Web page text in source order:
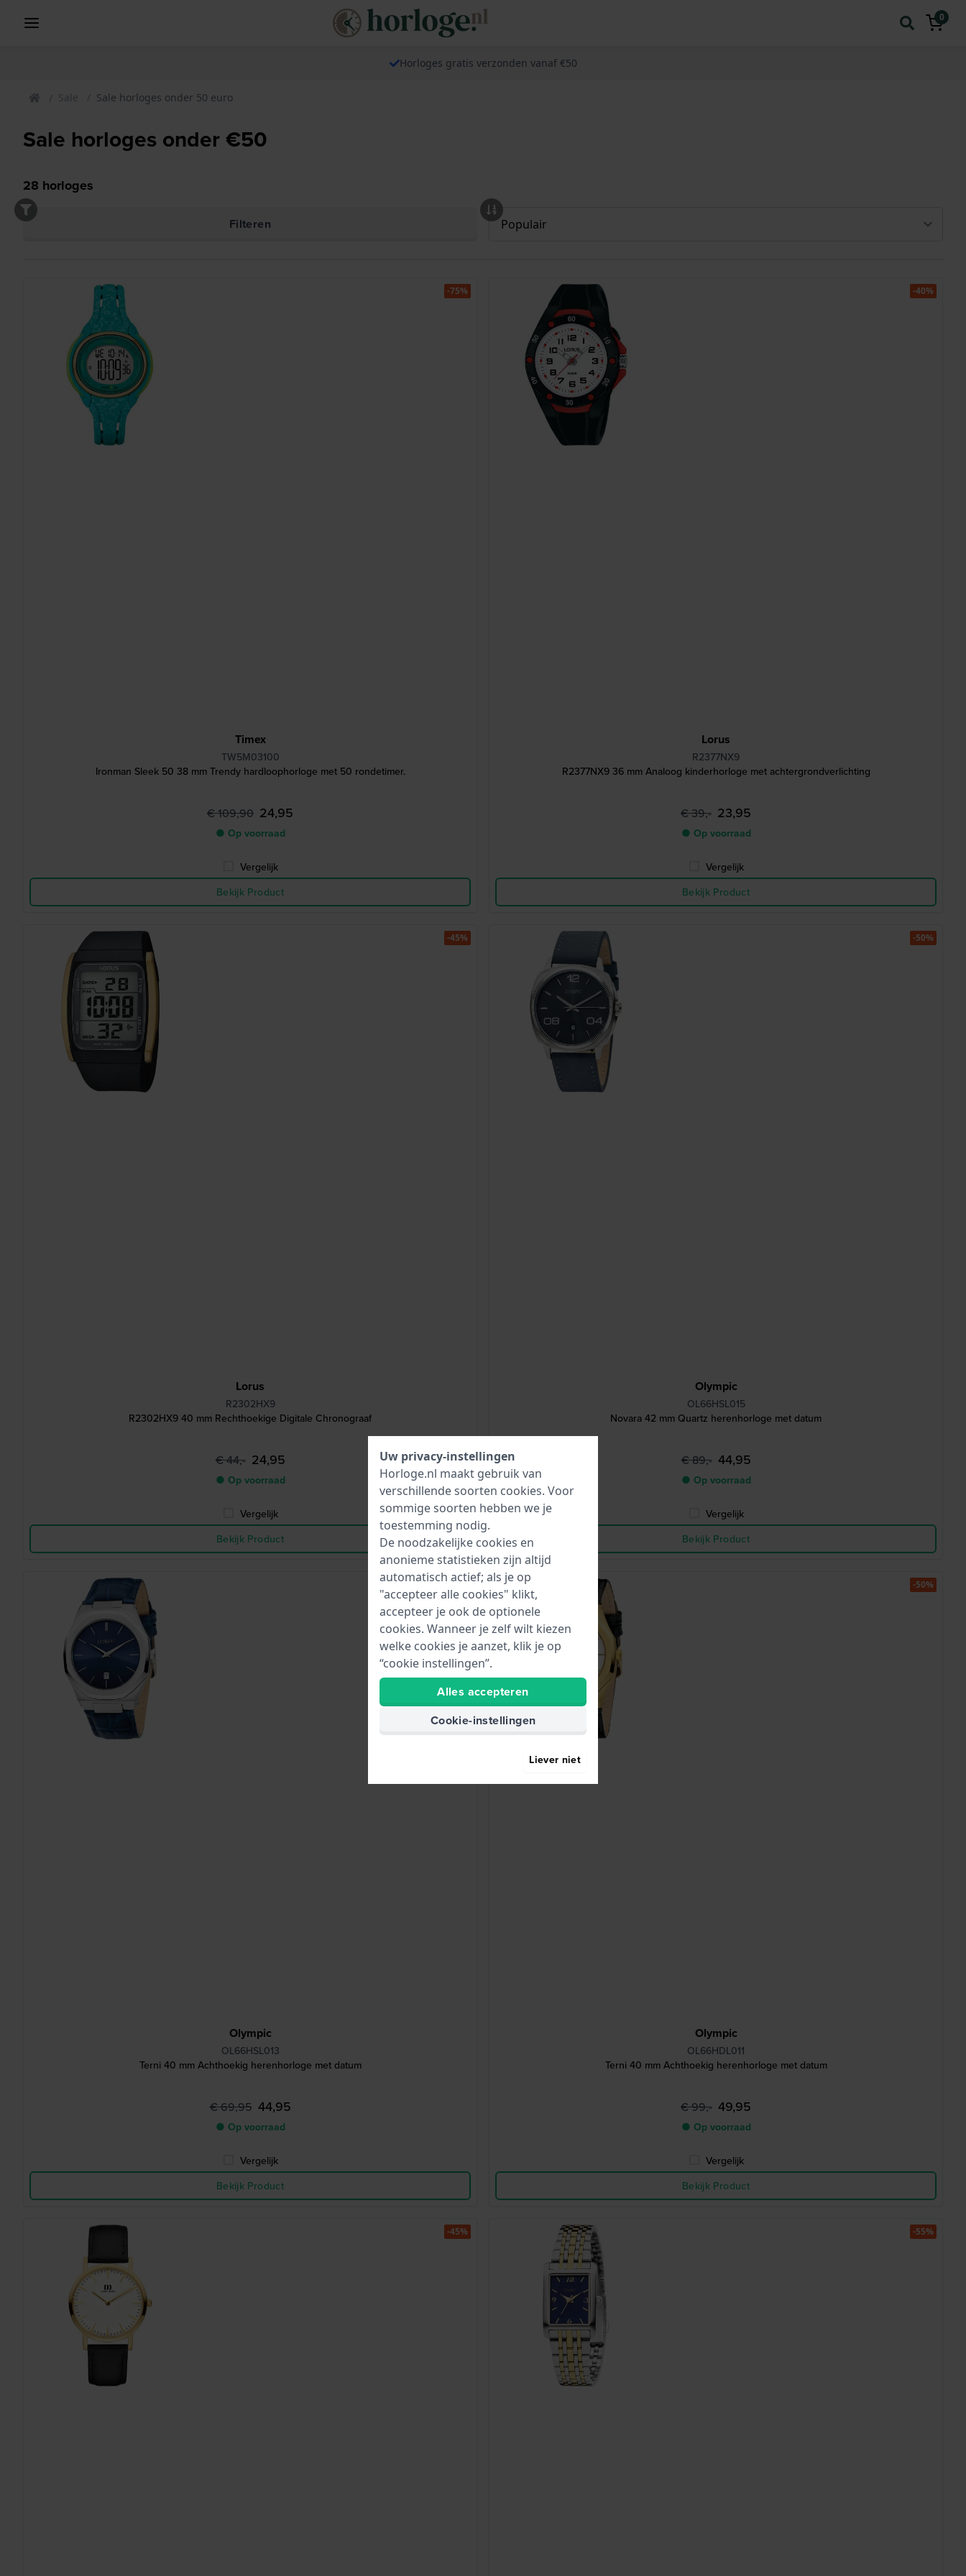
0
Horloges gratis verzonden vanaf €50
Sale Sale horloges onder 50 euro
Sale horloges onder €50
28 horloges
Filteren
Timex
TW5M03100
Ironman Sleek 50 38 mm Trendy hardloophorloge met 50 rondetimer.
€ 109,90 24,95
● Op voorraad
Vergelijk
Bekijk Product
-75%
Lorus
R2377NX9
R2377NX9 36 mm Analoog kinderhorloge met achtergrondverlichting
€ 39,- 23,95
● Op voorraad
Vergelijk
Bekijk Product
-40%
Lorus
R2302HX9
R2302HX9 40 mm Rechthoekige Digitale Chronograaf
€ 44,- 24,95
● Op voorraad
Vergelijk
Bekijk Product
-45%
Olympic
OL66HSL015
Novara 42 mm Quartz herenhorloge met datum
€ 89,- 44,95
● Op voorraad
Vergelijk
Bekijk Product
-50%
Olympic
OL66HSL013
Terni 40 mm Achthoekig herenhorloge met datum
€ 69,95 44,95
● Op voorraad
Vergelijk
Bekijk Product
-35%
Olympic
OL66HDL011
Terni 40 mm Achthoekig herenhorloge met datum
€ 99,- 49,95
● Op voorraad
Vergelijk
Bekijk Product
-50%
-45% -55%
Uw privacy-instellingen
Horloge.nl maakt gebruik van
verschillende soorten cookies. Voor
sommige soorten hebben we je
toestemming nodig.
De noodzakelijke cookies en
anonieme statistieken zijn altijd
automatisch actief; als je op
"accepteer alle cookies" klikt,
accepteer je ook de optionele
cookies. Wanneer je zelf wilt kiezen
welke cookies je aanzet, klik je op
“cookie instellingen”.
Alles accepteren
Cookie-instellingen
Liever niet